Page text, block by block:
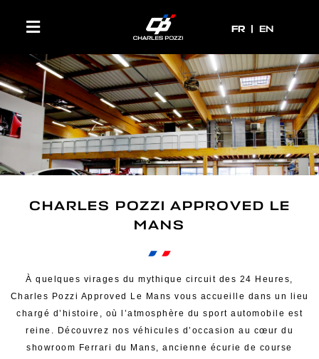
FR
FR EN
CHARLES POZZI APPROVED LE
MANS
À quelques virages du mythique circuit des 24 Heures,
Charles Pozzi Approved Le Mans vous accueille dans un lieu
chargé d’histoire, où l’atmosphère du sport automobile est
reine. Découvrez nos véhicules d’occasion au cœur du
showroom Ferrari du Mans, ancienne écurie de course